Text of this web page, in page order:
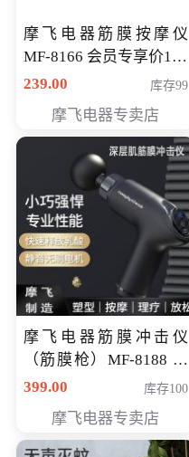
摩飞电器筋膜按摩仪
MF-8166 会员专享价168
元
239.00 库存99
摩飞电器专卖店
摩飞电器筋膜冲击仪
（筋膜枪）MF-8188 会
员专享价268元
399.00 库存100
摩飞电器专卖店